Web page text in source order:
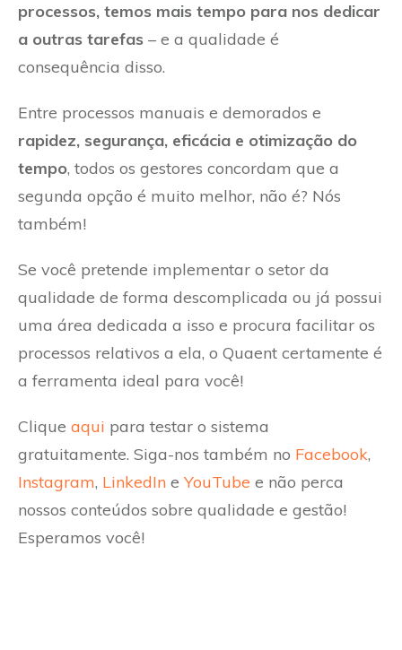
processos, temos mais tempo para nos dedicar
a outras tarefas – e a qualidade é
consequência disso.
Entre processos manuais e demorados e
rapidez, segurança, eficácia e otimização do
tempo, todos os gestores concordam que a
segunda opção é muito melhor, não é? Nós
também!
Se você pretende implementar o setor da
qualidade de forma descomplicada ou já possui
uma área dedicada a isso e procura facilitar os
processos relativos a ela, o Quaent certamente é
a ferramenta ideal para você!
Clique aqui para testar o sistema
gratuitamente. Siga-nos também no Facebook,
Instagram, LinkedIn e YouTube e não perca
nossos conteúdos sobre qualidade e gestão!
Esperamos você!